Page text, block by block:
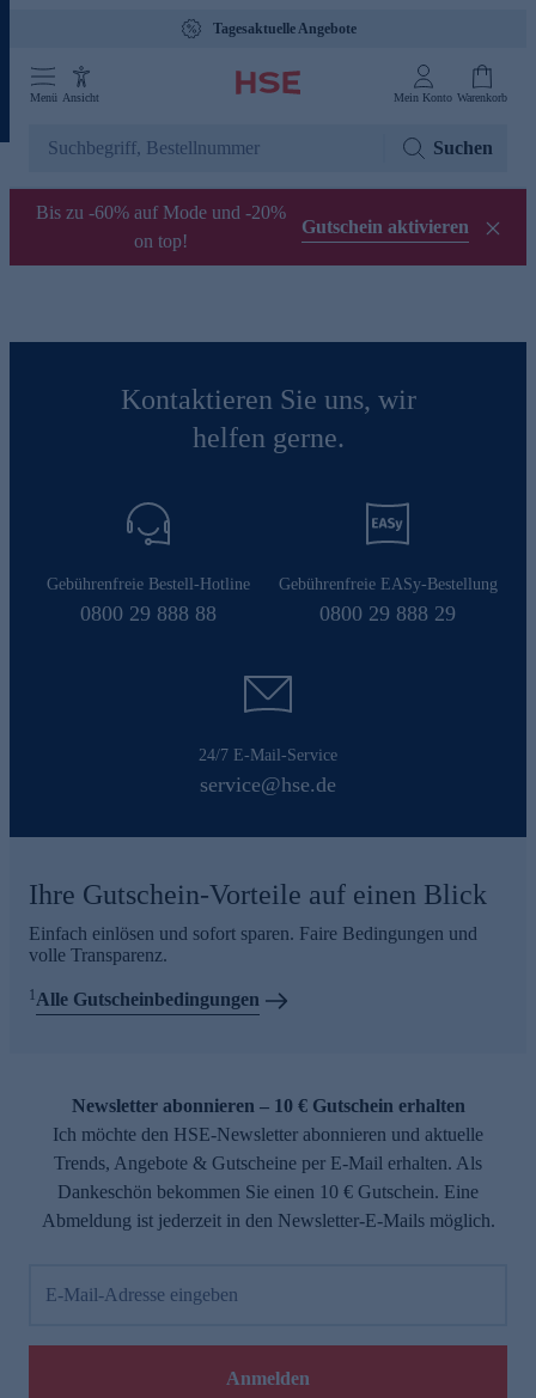
Tagesaktuelle Angebote
Menü Ansicht Mein Konto Warenkorb
Suchen
Bis zu -60% auf Mode und -20%
on top!
Gutschein aktivieren
Kontaktieren Sie uns, wir
helfen gerne.
Gebührenfreie Bestell-Hotline
0800 29 888 88
Gebührenfreie EASy-Bestellung
0800 29 888 29
24/7 E-Mail-Service
service@hse.de
Ihre Gutschein-Vorteile auf einen Blick
Einfach einlösen und sofort sparen. Faire Bedingungen und
volle Transparenz.
1Alle Gutscheinbedingungen
Newsletter abonnieren – 10 € Gutschein erhalten
Ich möchte den HSE-Newsletter abonnieren und aktuelle
Trends, Angebote & Gutscheine per E-Mail erhalten. Als
Dankeschön bekommen Sie einen 10 € Gutschein. Eine
Abmeldung ist jederzeit in den Newsletter-E-Mails möglich.
E-Mail-Adresse eingeben
Anmelden